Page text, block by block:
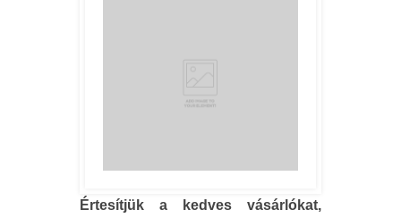
Értesítjük a kedves vásárlókat,